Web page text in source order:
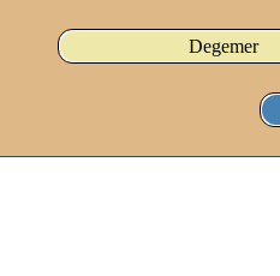
Degemer